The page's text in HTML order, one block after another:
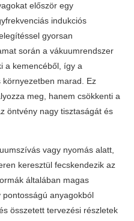
először egy
indukciós
gyorsan
során a vákuumrendszer
a kemencéből, így a
marad. Ez
meg, hanem csökkenti a
öntvény nagy tisztaságát és
vagy nyomás alatt,
keresztül fecskendezik az
általában magas
anyagokból
összetett tervezési részletek